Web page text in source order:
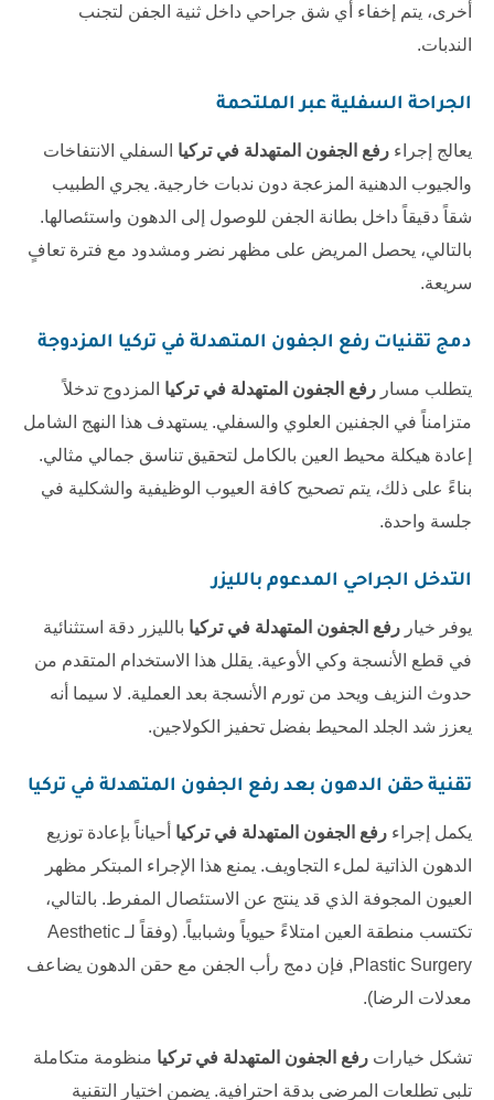
أخرى، يتم إخفاء أي شق جراحي داخل ثنية الجفن لتجنب
الندبات.
الجراحة السفلية عبر الملتحمة
يعالج إجراء رفع الجفون المتهدلة في تركيا السفلي الانتفاخات
والجيوب الدهنية المزعجة دون ندبات خارجية. يجري الطبيب
شقاً دقيقاً داخل بطانة الجفن للوصول إلى الدهون واستئصالها.
بالتالي، يحصل المريض على مظهر نضر ومشدود مع فترة تعافٍ
سريعة.
دمج تقنيات رفع الجفون المتهدلة في تركيا المزدوجة
يتطلب مسار رفع الجفون المتهدلة في تركيا المزدوج تدخلاً
متزامناً في الجفنين العلوي والسفلي. يستهدف هذا النهج الشامل
إعادة هيكلة محيط العين بالكامل لتحقيق تناسق جمالي مثالي.
بناءً على ذلك، يتم تصحيح كافة العيوب الوظيفية والشكلية في
جلسة واحدة.
التدخل الجراحي المدعوم بالليزر
يوفر خيار رفع الجفون المتهدلة في تركيا بالليزر دقة استثنائية
في قطع الأنسجة وكي الأوعية. يقلل هذا الاستخدام المتقدم من
حدوث النزيف ويحد من تورم الأنسجة بعد العملية. لا سيما أنه
يعزز شد الجلد المحيط بفضل تحفيز الكولاجين.
تقنية حقن الدهون بعد رفع الجفون المتهدلة في تركيا
يكمل إجراء رفع الجفون المتهدلة في تركيا أحياناً بإعادة توزيع
الدهون الذاتية لملء التجاويف. يمنع هذا الإجراء المبتكر مظهر
العيون المجوفة الذي قد ينتج عن الاستئصال المفرط. بالتالي،
تكتسب منطقة العين امتلاءً حيوياً وشبابياً. (وفقاً لـ Aesthetic
Plastic Surgery, فإن دمج رأب الجفن مع حقن الدهون يضاعف
معدلات الرضا).
تشكل خيارات رفع الجفون المتهدلة في تركيا منظومة متكاملة
تلبي تطلعات المرضى بدقة احترافية. يضمن اختيار التقنية